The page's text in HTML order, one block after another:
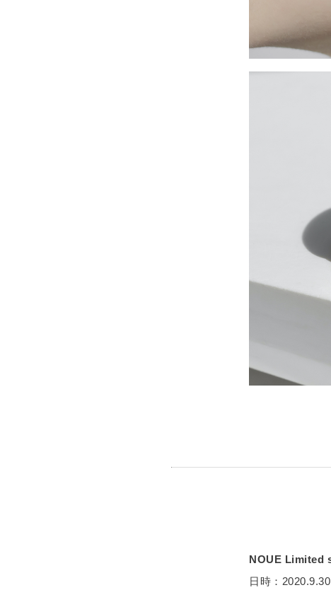
NOUE Limited
日時：